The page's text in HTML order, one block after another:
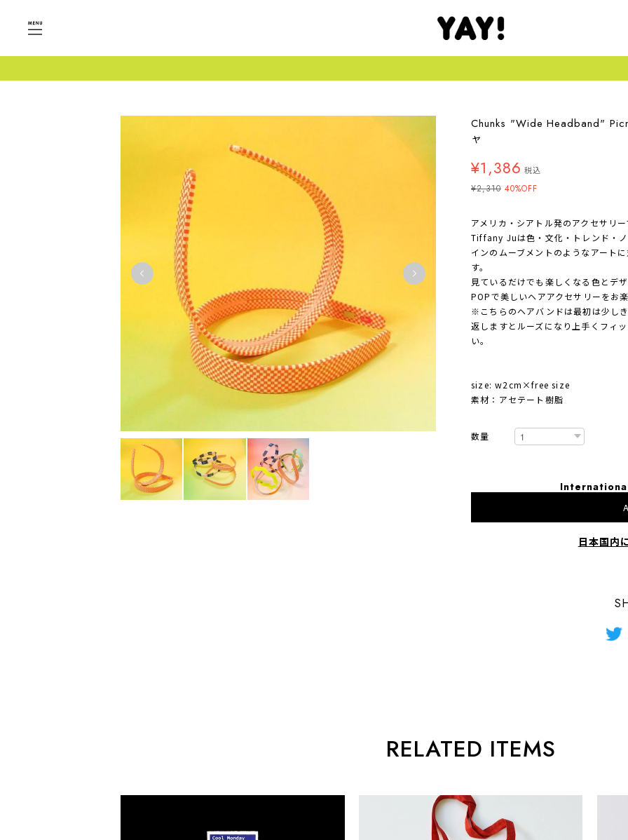
Chunks "Wide Headband"
ャ
¥1,386 税込
¥2,310 40%OFF
アメリカ・シアトル発のアクセサリ
Tiffany Juは色・文化・トレンド・
インのムーブメントのようなアート
す。
見ているだけでも楽しくなる色とデ
POPで美しいヘアアクセサリーをお
※こちらのヘアバンドは最初は少し
返しますとルーズになり上手くフィ
い。
size: w2cm×free size
素材：アセテート樹脂
数量
日本国内
RELATED ITEMS